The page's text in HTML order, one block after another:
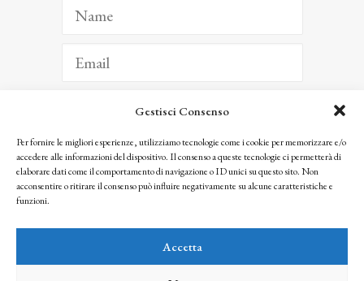
Gestisci Consenso
Per fornire le migliori esperienze, utilizziamo tecnologie come i cookie per memorizzare e/o
accedere alle informazioni del dispositivo. Il consenso a queste tecnologie ci permetterà di
elaborare dati come il comportamento di navigazione o ID unici su questo sito. Non
acconsentire o ritirare il consenso può influire negativamente su alcune caratteristiche e
funzioni.
Accetta
ISCRIVITI
Facendo clic per iscriverti, riconosci che le tue informazioni saranno trattate
seguendo la nostra Privacy Policy
© 2025 Istituto Matteucci. All right reserved
l’autorizzazione scritta dei proprietari dei diritti e dell’Istituto Matteucci